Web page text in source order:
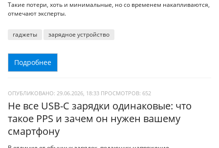
Такие потери, хоть и минимальные, но со временем накапливаются,
отмечают эксперты.
гаджеты зарядное устройство
Подробнее
ОПУБЛИКОВАНО: 29.06.2026, 18:33 ПРОСМОТРОВ: 652
Не все USB-C зарядки одинаковые: что
такое PPS и зачем он нужен вашему
смартфону